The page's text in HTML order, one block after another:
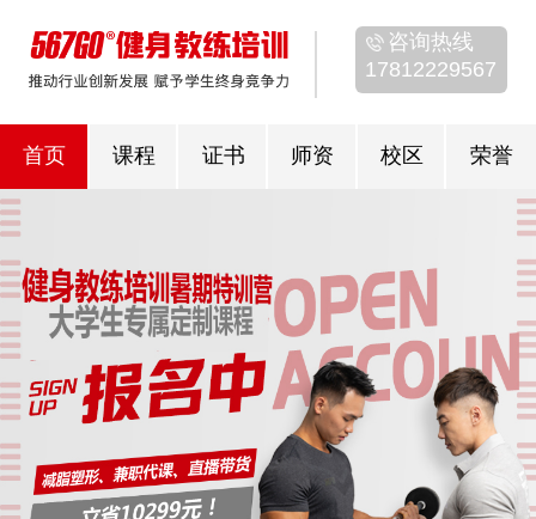
咨询热线
17812229567
首页 课程 证书 师资 校区 荣誉